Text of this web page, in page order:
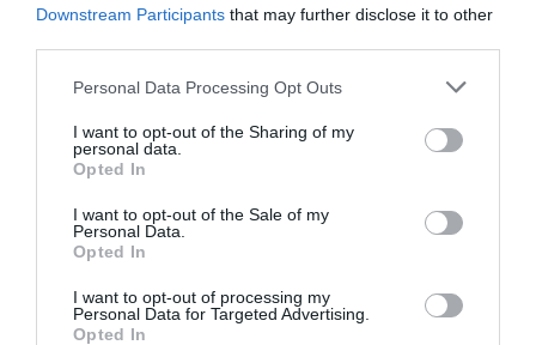
Downstream Participants that may further disclose it to other
Personal Data Processing Opt Outs
I want to opt-out of the Sharing of my
personal data.
Opted In
I want to opt-out of the Sale of my
Personal Data.
Opted In
I want to opt-out of processing my
Personal Data for Targeted Advertising.
Opted In